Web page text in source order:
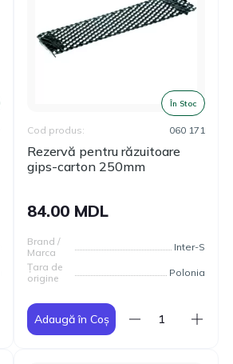
În Stoc
Rezervă pentru răzuitoare
gips-carton 250mm
Cod produs: 060 171
84.00 MDL
Brand /
Marca
Inter-S
Țara de
origine
Polonia
Adaugă în Coș